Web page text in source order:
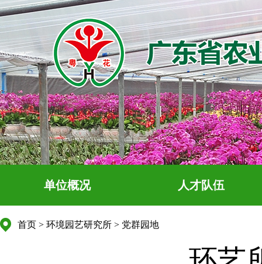
单位概况 人才队伍
首页 > 环境园艺研究所 > 党群园地